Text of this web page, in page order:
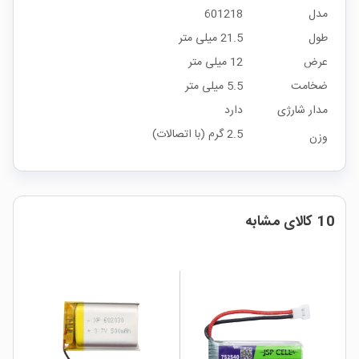
مدل
601218
طول
21.5 میلی متر
عرض
12 میلی متر
ضخامت
5.5 میلی متر
مدار شارژی
دارد
وزن
2.5 گرم (با اتصالات)
10 کالای مشابه